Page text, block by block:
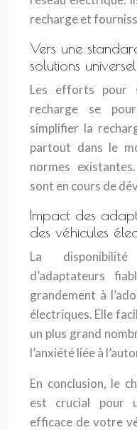
recharge et
Vers une
solutions
Les efforts pour
recharge se
simplifier la
partout dans le
normes
sont en cours de
Impact des
des véhicules
La
d’adaptateurs
grandement à
électriques. Elle
un plus grand
l’anxiété liée à
En conclusion, le
est crucial pour
efficace de votre